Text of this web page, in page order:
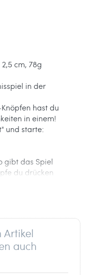
cm, 78g
in der
hast du
in einem!
und starte:
gibt das Spiel
du drücken
verdrückst
zu starten:
und Sound
Artikel
auch